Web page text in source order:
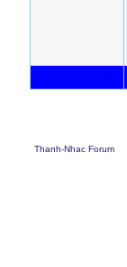
Thanh-Nhac Forum